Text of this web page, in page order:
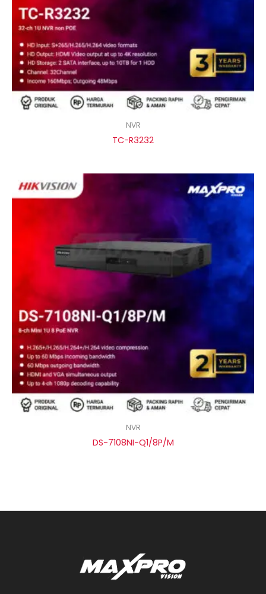
NVR
TC-R3232
NVR
DS-7108NI-Q1/8P/M